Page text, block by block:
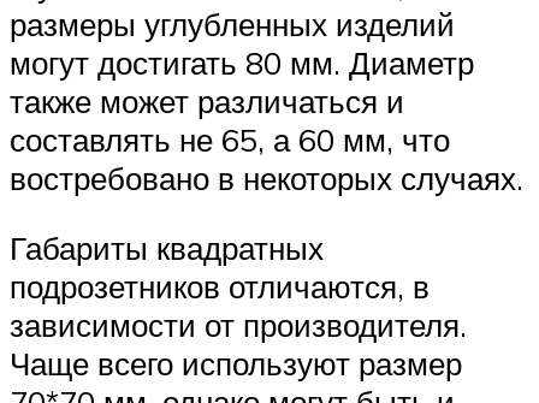
размеры углубленных изделий
могут достигать 80 мм. Диаметр
также может различаться и
составлять не 65, а 60 мм, что
востребовано в некоторых случаях.
Габариты квадратных
подрозетников отличаются, в
зависимости от производителя.
Чаще всего используют размер